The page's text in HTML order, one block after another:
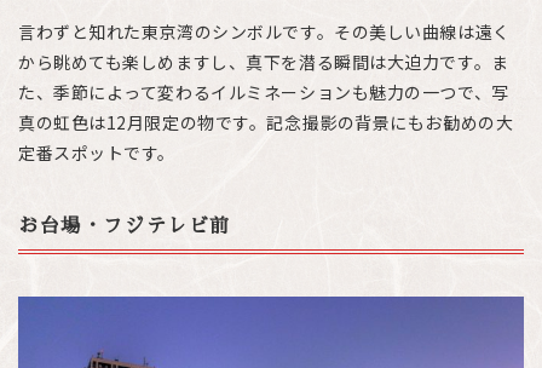
言わずと知れた東京湾のシンボルです。その美しい曲線は遠く
から眺めても楽しめますし、真下を潜る瞬間は大迫力です。ま
た、季節によって変わるイルミネーションも魅力の一つで、写
真の虹色は12月限定の物です。記念撮影の背景にもお勧めの大
定番スポットです。
お台場・フジテレビ前